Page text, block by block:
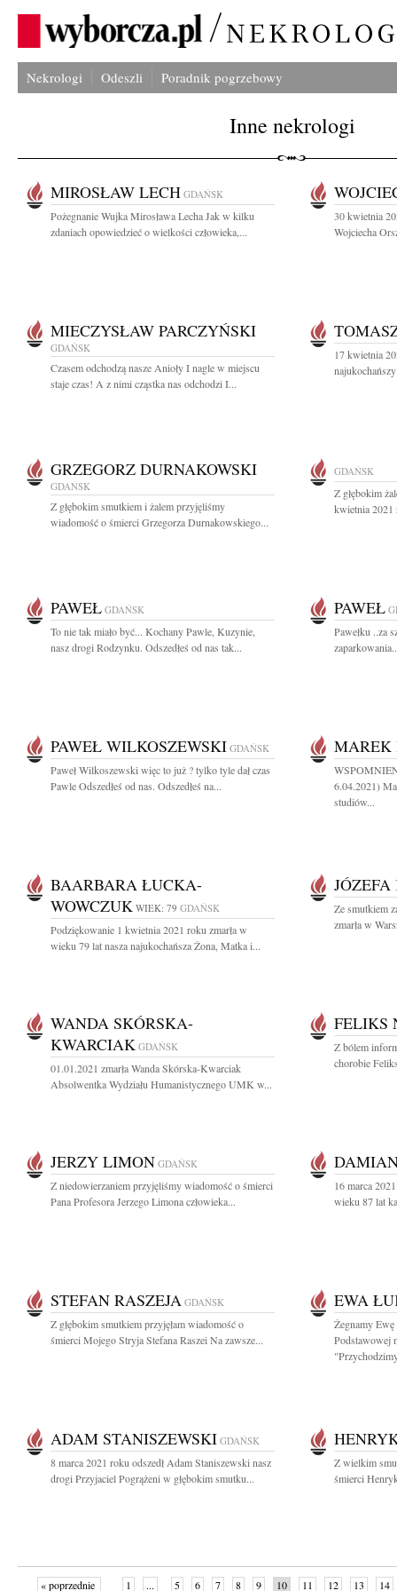
Nekrologi Odeszli Poradnik pogrzebowy
Inne nekrologi
MIROSŁAW LECH GDAŃSK
Pożegnanie Wujka Mirosława Lecha Jak w kilku
zdaniach opowiedzieć o wielkości człowieka,...
30 kwietnia
Wojciecha
MIECZYSŁAW PARCZYŃSKI
GDAŃSK
Czasem odchodzą nasze Anioły I nagle w miejscu
staje czas! A z nimi cząstka nas odchodzi I...
17 kwietnia
GRZEGORZ DURNAKOWSKI
GDAŃSK
Z głębokim smutkiem i żalem przyjęliśmy
wiadomość o śmierci Grzegorza Durnakowskiego...
GDAŃSK
Z głębokim
kwietnia 2021
PAWEŁ GDAŃSK
To nie tak miało być... Kochany Pawle, Kuzynie,
nasz drogi Rodzynku. Odszedłeś od nas tak...
PAWEŁ
Pawełku ..za
PAWEŁ WILKOSZEWSKI GDAŃSK
Paweł Wilkoszewski więc to już ? tylko tyle dał czas
Pawle Odszedłeś od nas. Odszedłeś na...
MAREK
6.04.2021)
studiów...
BAARBARA ŁUCKA-
WOWCZUK WIEK: 79 GDAŃSK
Podziękowanie 1 kwietnia 2021 roku zmarła w
wieku 79 lat nasza najukochańsza Żona, Matka i...
Ze smutkiem
zmarła w
WANDA SKÓRSKA-
KWARCIAK GDAŃSK
01.01.2021 zmarła Wanda Skórska-Kwarciak
Absolwentka Wydziału Humanistycznego UMK w...
FELIKS
Z bólem
chorobie
JERZY LIMON GDAŃSK
Z niedowierzaniem przyjęliśmy wiadomość o śmierci
Pana Profesora Jerzego Limona człowieka...
16 marca
wieku 87 lat
STEFAN RASZEJA GDAŃSK
Z głębokim smutkiem przyjęłam wiadomość o
śmierci Mojego Stryja Stefana Raszei Na zawsze...
EWA
Żegnamy
Podstawowej
ADAM STANISZEWSKI GDAŃSK
8 marca 2021 roku odszedł Adam Staniszewski nasz
drogi Przyjaciel Pogrążeni w głębokim smutku...
Z wielkim
śmierci
« poprzednie 1 ... 5 6 7 8 9 10 11 12 13 14